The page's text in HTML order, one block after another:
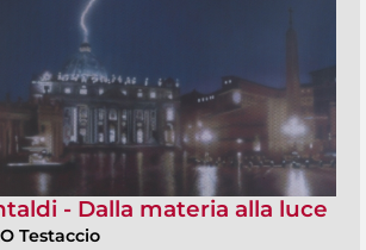
- Dalla materia alla luce
Testaccio